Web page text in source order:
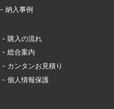
- 納入事例
- 購入の流れ
- 総合案内
- カンタンお見積り
- 個人情報保護